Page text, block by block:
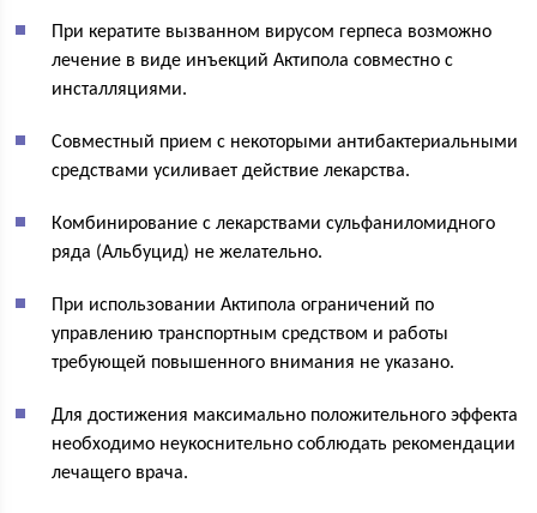
При кератите вызванном вирусом герпеса возможно
лечение в виде инъекций Актипола совместно с
инсталляциями.
Совместный прием с некоторыми антибактериальными
средствами усиливает действие лекарства.
Комбинирование с лекарствами сульфаниломидного
ряда (Альбуцид) не желательно.
При использовании Актипола ограничений по
управлению транспортным средством и работы
требующей повышенного внимания не указано.
Для достижения максимально положительного эффекта
необходимо неукоснительно соблюдать рекомендации
лечащего врача.